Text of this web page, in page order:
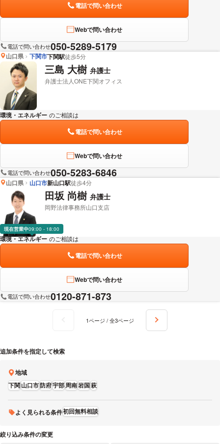
電話で問い合わせ
Webで問い合わせ
電話で問い合わせ050-5289-5179
山口県 下関市下関駅徒歩5分
三島 大樹 弁護士
弁護士法人ONE下関オフィス
環境・エネルギー のご相談は
電話で問い合わせ
Webで問い合わせ
電話で問い合わせ050-5283-6846
山口県 山口市新山口駅徒歩4分
田坂 尚樹 弁護士
岡野法律事務所山口支店
現在営業中09:00 - 18:00
環境・エネルギー のご相談は
電話で問い合わせ
Webで問い合わせ
電話で問い合わせ0120-871-873
1ページ / 全3ページ
追加条件を指定して検索
地域
下関山口市防府宇部周南岩国萩
よく見られる条件初回無料相談
絞り込み条件の変更